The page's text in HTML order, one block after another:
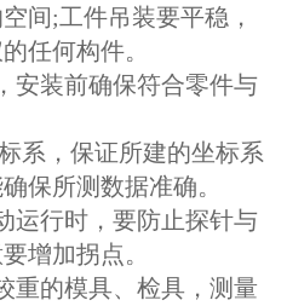
间;工件吊装要平稳，
任何构件。
装前确保符合零件与
，保证所建的坐标系
保所测数据准确。
行时，要防止探针与
增加拐点。
的模具、检具，测量